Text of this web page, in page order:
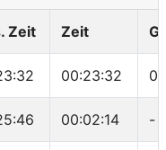
Zeit Zeit
00:23:32
00:02:14 -